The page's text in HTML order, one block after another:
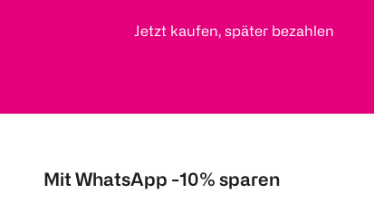
Jetzt kaufen, später bezahlen
Mit WhatsApp -10% sparen